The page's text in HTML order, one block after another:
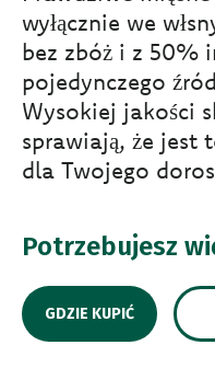
wyłącznie we
bez zbóż i z 50%
pojedynczego
Wysokiej jakości
sprawiają, że jest
dla Twojego
Potrzebujesz
GDZIE KUPIĆ